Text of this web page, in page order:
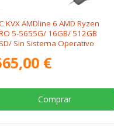
KVX AMDline 6 AMD Ryzen
5-5655G/ 16GB/ 512GB
Sin Sistema Operativo
€
Comprar